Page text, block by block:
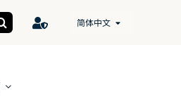
简体中文